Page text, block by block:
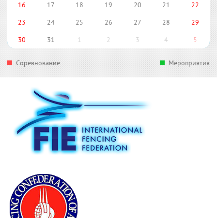
16
17 18 19 20 21
22
23
24 25 26 27 28
29
30
31 1 2 3 4 5
Соревнование Мероприятия